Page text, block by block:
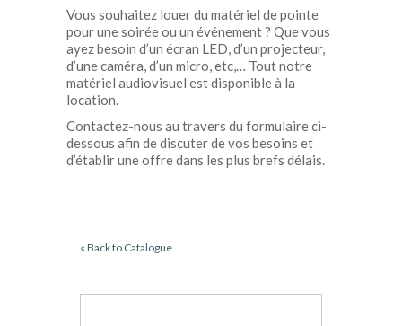
Vous souhaitez louer du matériel de pointe
pour une soirée ou un événement ? Que vous
ayez besoin d’un écran LED, d’un projecteur,
d’une caméra, d’un micro, etc,… Tout notre
matériel audiovisuel est disponible à la
location.
Contactez-nous au travers du formulaire ci-
dessous afin de discuter de vos besoins et
d’établir une offre dans les plus brefs délais.
« Back to Catalogue